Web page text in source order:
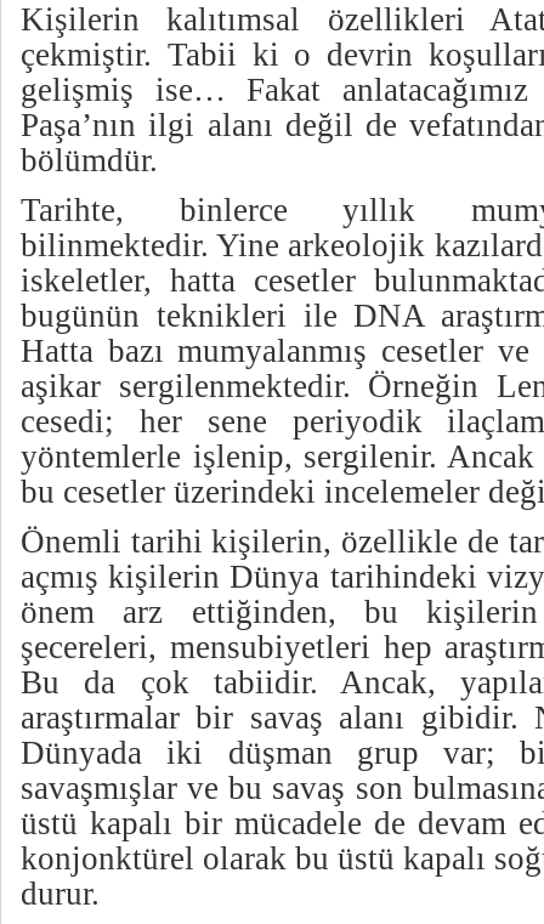
Kişilerin kalıtımsal özellikleri
çekmiştir. Tabii ki o devrin
gelişmiş ise… Fakat
Paşa’nın ilgi alanı değil de
bölümdür.
Tarihte, binlerce yıllık
bilinmektedir. Yine arkeolojik
iskeletler, hatta cesetler
bugünün teknikleri ile DNA
Hatta bazı mumyalanmış cesetler
aşikar sergilenmektedir. Örneğin
cesedi; her sene periyodik
yöntemlerle işlenip, sergilenir. Ancak
bu cesetler üzerindeki incelemeler
Önemli tarihi kişilerin, özellikle de
açmış kişilerin Dünya tarihindeki
önem arz ettiğinden, bu
şecereleri, mensubiyetleri hep
Bu da çok tabiidir. Ancak,
araştırmalar bir savaş alanı gibidir.
Dünyada iki düşman grup var;
savaşmışlar ve bu savaş son
üstü kapalı bir mücadele de devam
konjonktürel olarak bu üstü kapalı
durur.